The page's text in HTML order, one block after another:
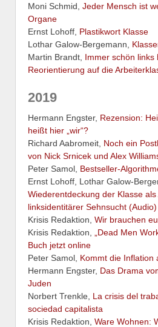
Moni Schmid, Jeder Mensch ist
Organe
Ernst Lohoff, Plastikwort Klasse
Lothar Galow-Bergemann,
Martin Brandt, Immer schön links
Reorientierung auf die
2019
Hermann Engster, Rezension:
heißt hier „wir“?
Richard Aabromeit, Noch ein
von Nick Srnicek und Alex
Peter Samol, Bestseller-
Ernst Lohoff, Lothar Galow-
Wiederentdeckung der Klasse als
linksidentitärer Sehnsucht (Audio)
Krisis Redaktion, Wir brauchen
Krisis Redaktion,
„Dead Men
Buch jetzt online
Peter Samol, Kommt die Inflation
Hermann Engster, Das Drama
Juden
Norbert Trenkle, La crisis del
sociedad capitalista
Krisis Redaktion, Ware Wohnen: